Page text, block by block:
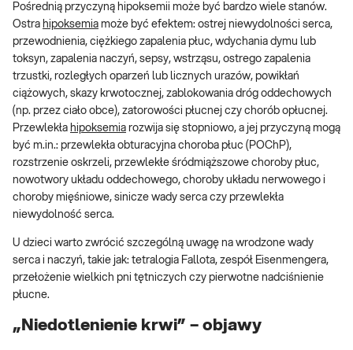
Pośrednią przyczyną hipoksemii może być bardzo wiele stanów.
Ostra hipoksemia może być efektem: ostrej niewydolności serca,
przewodnienia, ciężkiego zapalenia płuc, wdychania dymu lub
toksyn, zapalenia naczyń, sepsy, wstrząsu, ostrego zapalenia
trzustki, rozległych oparzeń lub licznych urazów, powikłań
ciążowych, skazy krwotocznej, zablokowania dróg oddechowych
(np. przez ciało obce), zatorowości płucnej czy chorób opłucnej.
Przewlekła hipoksemia rozwija się stopniowo, a jej przyczyną mogą
być m.in.: przewlekła obturacyjna choroba płuc (POChP),
rozstrzenie oskrzeli, przewlekłe śródmiąższowe choroby płuc,
nowotwory układu oddechowego, choroby układu nerwowego i
choroby mięśniowe, sinicze wady serca czy przewlekła
niewydolność serca.
U dzieci warto zwrócić szczególną uwagę na wrodzone wady
serca i naczyń, takie jak: tetralogia Fallota, zespół Eisenmengera,
przełożenie wielkich pni tętniczych czy pierwotne nadciśnienie
płucne.
„Niedotlenienie krwi” – objawy